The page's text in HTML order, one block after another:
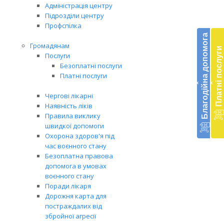
Адміністрація центру
Підрозділи центру
Профспілка
Громадянам
Послуги
Безоплатні послуги
Платні послуги
Чергові лікарні
Наявність ліків
Правила виклику
швидкої допомоги
Охорона здоров'я під
час воєнного стану
Безоплатна правова
допомога в умовах
воєнного стану
Поради лікаря
Дорожня карта для
постраждалих від
збройної агресії
‹ Благодійна допомога ‹ Платні послуги